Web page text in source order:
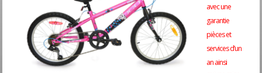
avec une
garantie
pièces et
services d’un
an ainsi